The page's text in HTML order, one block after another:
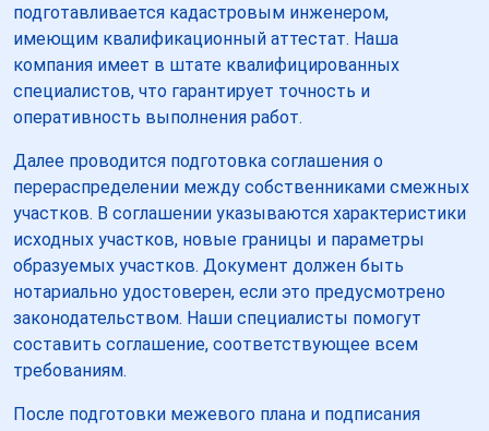
подготавливается кадастровым инженером,
имеющим квалификационный аттестат. Наша
компания имеет в штате квалифицированных
специалистов, что гарантирует точность и
оперативность выполнения работ.
Далее проводится подготовка соглашения о
перераспределении между собственниками смежных
участков. В соглашении указываются характеристики
исходных участков, новые границы и параметры
образуемых участков. Документ должен быть
нотариально удостоверен, если это предусмотрено
законодательством. Наши специалисты помогут
составить соглашение, соответствующее всем
требованиям.
После подготовки межевого плана и подписания